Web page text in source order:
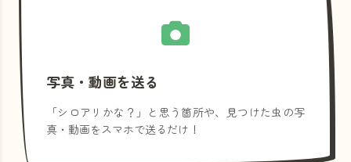
写真・動画を送る
「シロアリかな？」と思う箇所や、見つけた虫の写
真・動画をスマホで送るだけ！